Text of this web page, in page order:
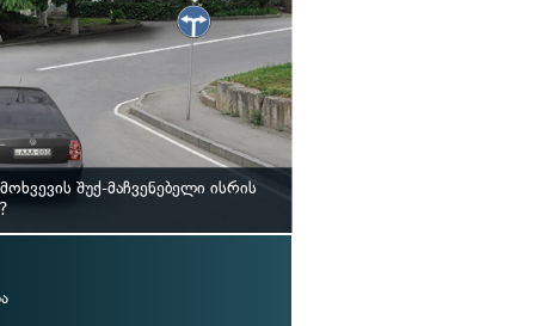
შუქ-მაჩვენებელი ისრის